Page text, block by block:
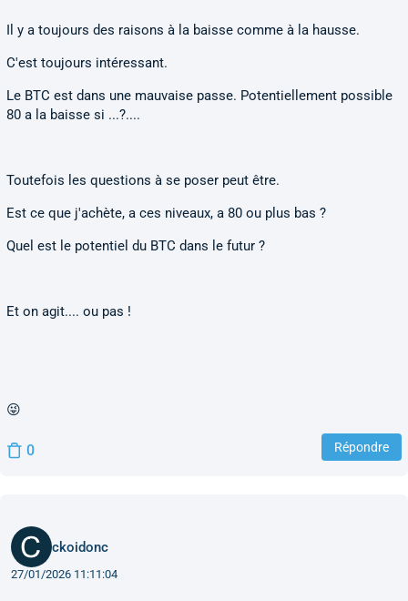
Il y a toujours des raisons à la baisse comme à la hausse.
C'est toujours intéressant.
Le BTC est dans une mauvaise passe. Potentiellement possible
80 a la baisse si ...?....
Toutefois les questions à se poser peut être.
Est ce que j'achète, a ces niveaux, a 80 ou plus bas ?
Quel est le potentiel du BTC dans le futur ?
Et on agit.... ou pas !
😜
0 Répondre
ckoidonc
27/01/2026 11:11:04